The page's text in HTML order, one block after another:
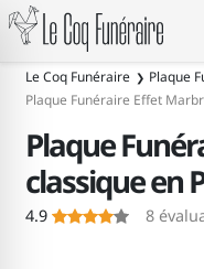
Le
Le Coq Funéraire
Plaque
Plaque Funéraire Effet
Plaque
classique en
4.9 8